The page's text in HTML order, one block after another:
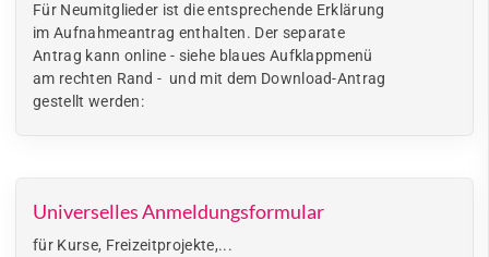
Für Neumitglieder ist die entsprechende Erklärung
im Aufnahmeantrag enthalten. Der separate
Antrag kann online - siehe blaues Aufklappmenü
am rechten Rand - und mit dem Download-Antrag
gestellt werden:
Universelles Anmeldungsformular
für Kurse, Freizeitprojekte,...